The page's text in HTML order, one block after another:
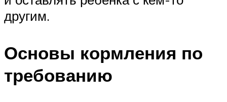
другим.
Основы кормления по
требованию